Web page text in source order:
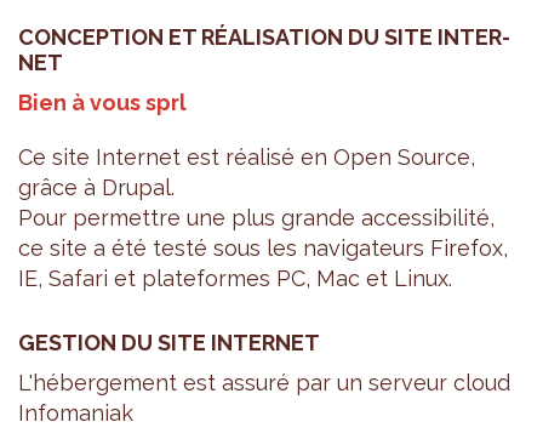
CONCEP­TION ET RÉA­LI­SA­TION DU SITE INTER­
NET
Bien à vous sprl
Ce site Inter­net est réa­lisé en Open Source,
grâce à Dru­pal.
Pour per­mettre une plus grande acces­si­bi­lité,
ce site a été testé sous les navi­ga­teurs Fire­fox,
IE, Safari et pla­te­formes PC, Mac et Linux.
GES­TION DU SITE INTER­NET
L'hé­ber­ge­ment est assuré par un ser­veur cloud
Info­ma­niak